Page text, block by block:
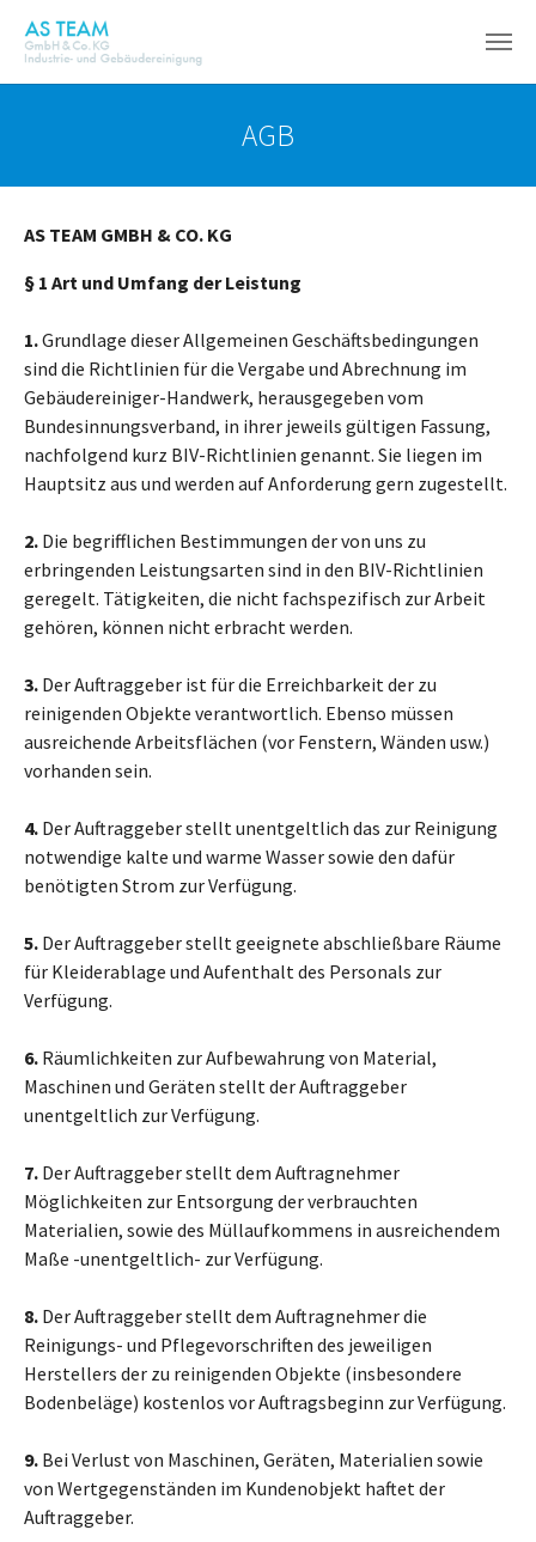
AGB
AS TEAM GMBH & CO. KG
§ 1 Art und Umfang der Leistung
1.Grundlage dieser Allgemeinen Geschäftsbedingungen
sind die Richtlinien für die Vergabe und Abrechnung im
Gebäudereiniger-Handwerk, herausgegeben vom
Bundesinnungsverband, in ihrer jeweils gültigen Fassung,
nachfolgend kurz BIV-Richtlinien genannt. Sie liegen im
Hauptsitz aus und werden auf Anforderung gern zugestellt.
2. Die begrifflichen Bestimmungen der von uns zu
erbringenden Leistungsarten sind in den BIV-Richtlinien
geregelt. Tätigkeiten, die nicht fachspezifisch zur Arbeit
gehören, können nicht erbracht werden.
3. Der Auftraggeber ist für die Erreichbarkeit der zu
reinigenden Objekte verantwortlich. Ebenso müssen
ausreichende Arbeitsflächen (vor Fenstern, Wänden usw.)
vorhanden sein.
4. Der Auftraggeber stellt unentgeltlich das zur Reinigung
notwendige kalte und warme Wasser sowie den dafür
benötigten Strom zur Verfügung.
5. Der Auftraggeber stellt geeignete abschließbare Räume
für Kleiderablage und Aufenthalt des Personals zur
Verfügung.
6. Räumlichkeiten zur Aufbewahrung von Material,
Maschinen und Geräten stellt der Auftraggeber
unentgeltlich zur Verfügung.
7. Der Auftraggeber stellt dem Auftragnehmer
Möglichkeiten zur Entsorgung der verbrauchten
Materialien, sowie des Müllaufkommens in ausreichendem
Maße -unentgeltlich- zur Verfügung.
8. Der Auftraggeber stellt dem Auftragnehmer die
Reinigungs- und Pflegevorschriften des jeweiligen
Herstellers der zu reinigenden Objekte (insbesondere
Bodenbeläge) kostenlos vor Auftragsbeginn zur Verfügung.
9. Bei Verlust von Maschinen, Geräten, Materialien sowie
von Wertgegenständen im Kundenobjekt haftet der
Auftraggeber.